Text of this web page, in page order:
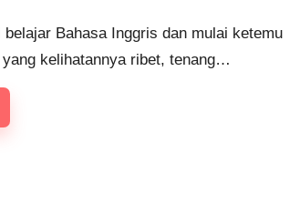
belajar Bahasa Inggris dan mulai ketemu
kelihatannya ribet, tenang…